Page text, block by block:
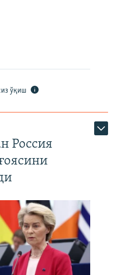
ўқиш
Россия